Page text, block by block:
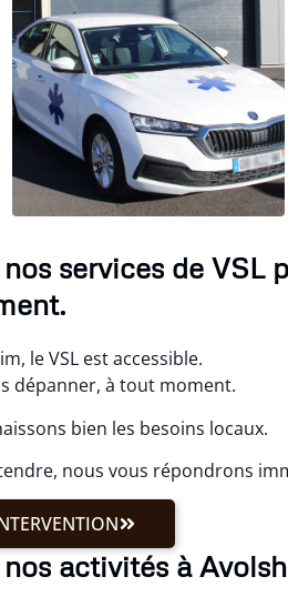
services de VSL
le VSL est accessible.
dépanner, à tout moment.
bien les besoins locaux.
nous vous répondrons
activités à